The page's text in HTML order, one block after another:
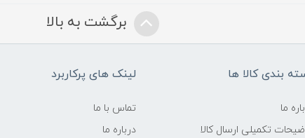
برگشت به بالا
بندی کالا ها
ما
تکمیلی ارسال کالا
لینک های پرکاربرد
تماس با ما
درباره ما